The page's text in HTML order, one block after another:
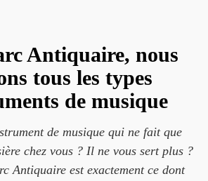
Antiquaire, nous
tous les types
de musique
de musique qui ne fait que
chez vous ? Il ne vous sert plus ?
Antiquaire est exactement ce dont